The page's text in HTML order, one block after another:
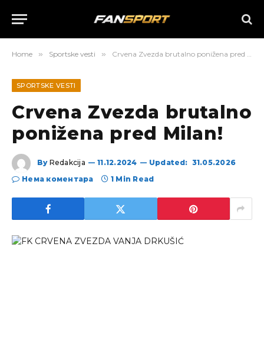
Home » Sportske vesti » Crvena Zvezda brutalno ponižena pred Milan!
SPORTSKE VESTI
Crvena Zvezda brutalno
ponižena pred Milan!
By Redakcija 11.12.2024 Updated: 31.05.2026
Нема коментара
1 Min Read